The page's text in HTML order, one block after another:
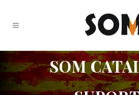
SOM